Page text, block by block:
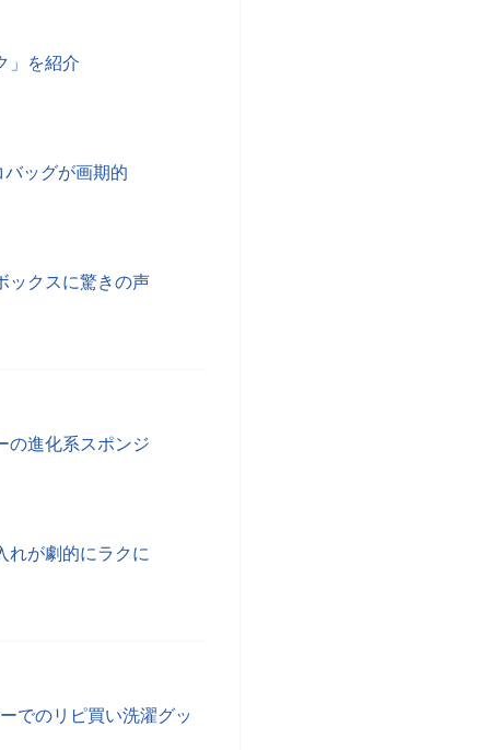
」を紹介
バッグが画期的
ックスに驚きの声
の進化系スポンジ
れが劇的にラクに
でのリピ買い洗濯グッ